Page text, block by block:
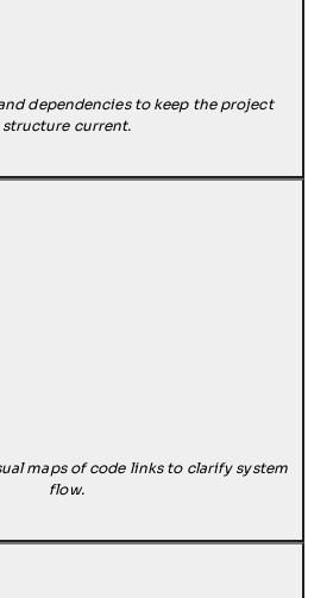
dependencies to keep the project
structure current.
maps of code links to clarify system
flow.